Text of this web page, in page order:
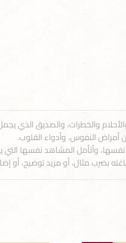
والخطرات، والصديق الذي
أمراض النفوس، وأدواء القلوب.
وأتأمل المشاهد نفسها التي
بضرب مثال، أو مزيد توضيح، أو